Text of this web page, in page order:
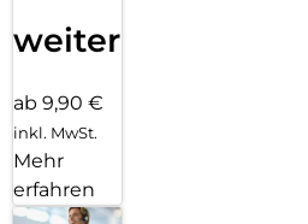
weiter
ab 9,90 €
inkl. MwSt.
Mehr
erfahren